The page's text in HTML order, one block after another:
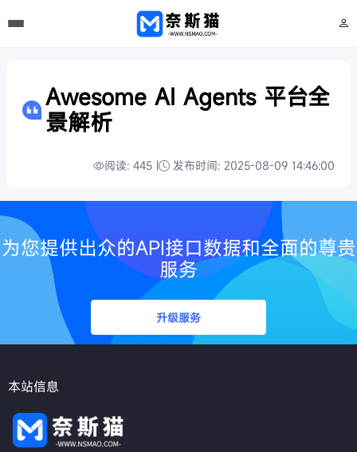
Awesome AI Agents 平台全
景解析
阅读: 445 | 发布时间: 2025-08-09 14:46:00
为您提供出众的API接口数据和全面的尊贵
服务
升级服务
本站信息